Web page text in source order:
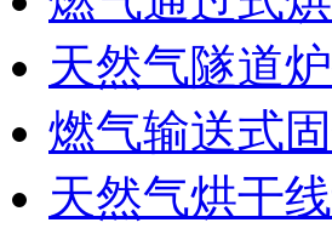
天然气隧道
燃气输送式
天然气烘干